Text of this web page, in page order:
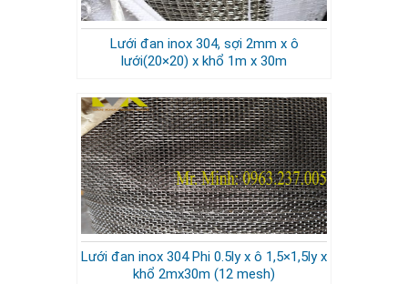
Lưới đan inox 304, sợi 2mm x ô
lưới(20×20) x khổ 1m x 30m
Lưới đan inox 304 Phi 0.5ly x ô 1,5×1,5ly x
khổ 2mx30m (12 mesh)